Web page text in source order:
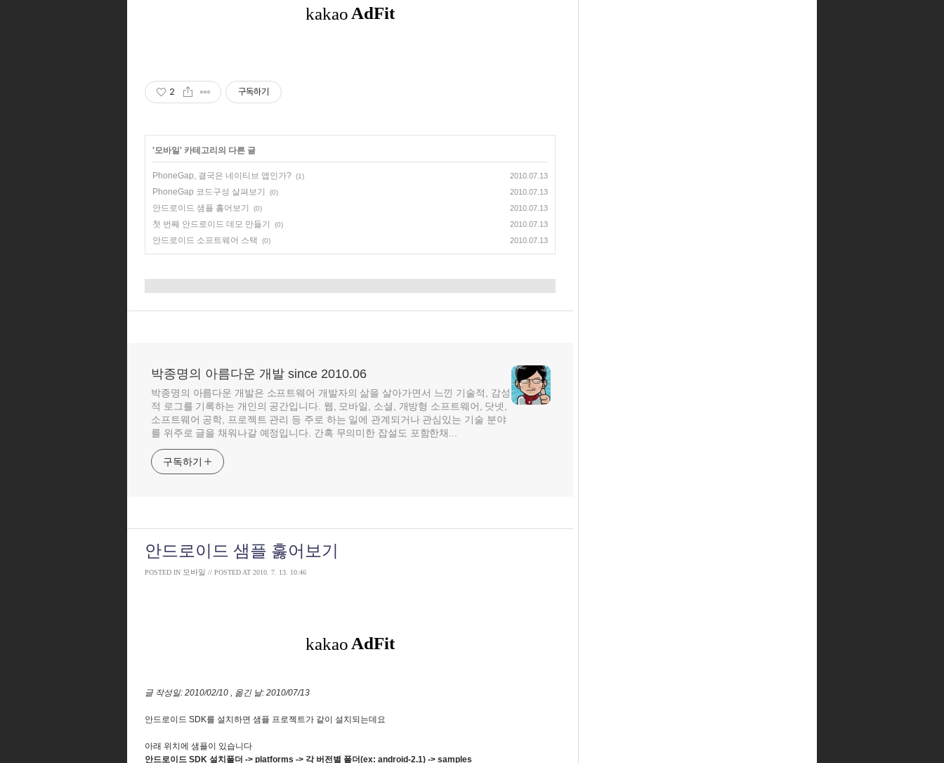
2 구독하기
'모바일' 카테고리의 다른 글
PhoneGap, 결국은 네이티브 앱인가? (1) 2010.07.13
PhoneGap 코드구성 살펴보기 (0) 2010.07.13
안드로이드 샘플 훓어보기 (0) 2010.07.13
첫 번째 안드로이드 데모 만들기 (0) 2010.07.13
안드로이드 소프트웨어 스택 (0) 2010.07.13
박종명의 아름다운 개발 since 2010.06
박종명의 아름다운 개발은 소프트웨어 개발자의 삶을 살아가면서 느낀 기술적, 감성
적 로그를 기록하는 개인의 공간입니다. 웹, 모바일, 소셜, 개방형 소프트웨어, 닷넷,
소프트웨어 공학, 프로젝트 관리 등 주로 하는 일에 관계되거나 관심있는 기술 분야
를 위주로 글을 채워나갈 예정입니다. 간혹 무의미한 잡설도 포함한채...
구독하기
안드로이드 샘플 훓어보기
POSTED IN 모바일 // POSTED AT 2010. 7. 13. 10:46
글 작성일: 2010/02/10 , 옮긴 날: 2010/07/13
안드로이드 SDK를 설치하면 샘플 프로젝트가 같이 설치되는데요
아래 위치에 샘플이 있습니다
안드로이드 SDK 설치폴더 -> platforms -> 각 버전별 폴더(ex: android-2.1) -> samples